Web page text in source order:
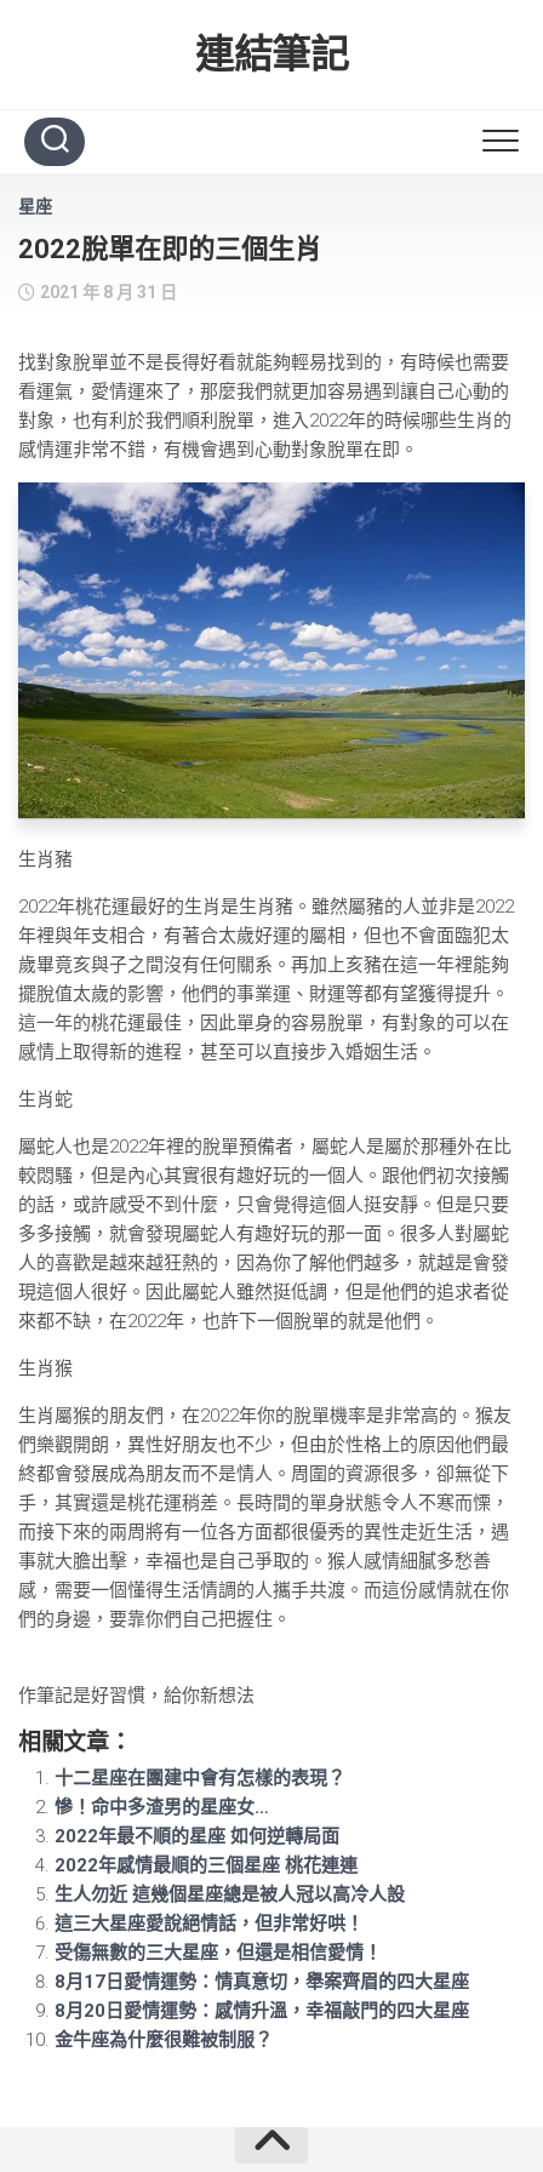
連結筆記
星座
2022脫單在即的三個生肖
2021 年 8 月 31 日
找對象脫單並不是長得好看就能夠輕易找到的，有時候也需要
看運氣，愛情運來了，那麼我們就更加容易遇到讓自己心動的
對象，也有利於我們順利脫單，進入2022年的時候哪些生肖的
感情運非常不錯，有機會遇到心動對象脫單在即。
生肖豬
2022年桃花運最好的生肖是生肖豬。雖然屬豬的人並非是2022
年裡與年支相合，有著合太歲好運的屬相，但也不會面臨犯太
歲畢竟亥與子之間沒有任何關系。再加上亥豬在這一年裡能夠
擺脫值太歲的影響，他們的事業運、財運等都有望獲得提升。
這一年的桃花運最佳，因此單身的容易脫單，有對象的可以在
感情上取得新的進程，甚至可以直接步入婚姻生活。
生肖蛇
屬蛇人也是2022年裡的脫單預備者，屬蛇人是屬於那種外在比
較悶騷，但是內心其實很有趣好玩的一個人。跟他們初次接觸
的話，或許感受不到什麼，只會覺得這個人挺安靜。但是只要
多多接觸，就會發現屬蛇人有趣好玩的那一面。很多人對屬蛇
人的喜歡是越來越狂熱的，因為你了解他們越多，就越是會發
現這個人很好。因此屬蛇人雖然挺低調，但是他們的追求者從
來都不缺，在2022年，也許下一個脫單的就是他們。
生肖猴
生肖屬猴的朋友們，在2022年你的脫單機率是非常高的。猴友
們樂觀開朗，異性好朋友也不少，但由於性格上的原因他們最
終都會發展成為朋友而不是情人。周圍的資源很多，卻無從下
手，其實還是桃花運稍差。長時間的單身狀態令人不寒而慄，
而接下來的兩周將有一位各方面都很優秀的異性走近生活，遇
事就大膽出擊，幸福也是自己爭取的。猴人感情細膩多愁善
感，需要一個懂得生活情調的人攜手共渡。而這份感情就在你
們的身邊，要靠你們自己把握住。
作筆記是好習慣，給你新想法
相關文章：
十二星座在團建中會有怎樣的表現？
慘！命中多渣男的星座女…
2022年最不順的星座 如何逆轉局面
2022年感情最順的三個星座 桃花連連
生人勿近 這幾個星座總是被人冠以高冷人設
這三大星座愛說絕情話，但非常好哄！
受傷無數的三大星座，但還是相信愛情！
8月17日愛情運勢：情真意切，舉案齊眉的四大星座
8月20日愛情運勢：感情升溫，幸福敲門的四大星座
金牛座為什麼很難被制服？